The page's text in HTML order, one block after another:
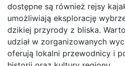
dostępne są również rejsy
umożliwiają eksplorację
dzikiej przyrody z bliska.
udział w zorganizowanych
oferują lokalni przewodnicy i